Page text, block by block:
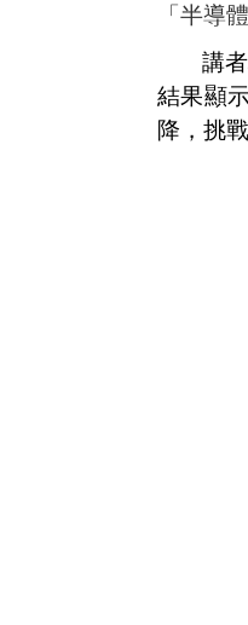
「半導體
講
結果顯示
降，挑